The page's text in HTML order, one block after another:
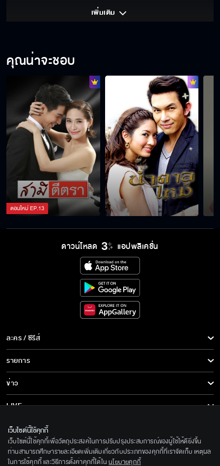
เพิ่มเติม
คุณน่าจะชอบ
ตอนใหม่EP.13
ดาวน์โหลด แอปพลิเคชั่น
ละคร / ซีรีส์
ละคร/ซีรีส์
ซีรีส์นานาชาติ
การ์ตูน & เกม
รายการ
รายการทั้งหมด
ข่าว
ข่าวทั้งหมด
ข่าวประชาสัมพันธ์
LIVE
เกี่ยวกับเรา
BEC World
รู้จักเรา
ติดตามเราได้ที่
เว็บไซต์นี้ใช้คุกกี้
เว็บไซต์นี้ใช้คุกกี้เพื่อวัตถุประสงค์ในการปรับปรุงประสบการณ์ของผู้ใช้ให้ดียิ่งขึ้น
ท่านสามารถศึกษารายละเอียดเพิ่มเติมเกี่ยวกับประเภทของคุกกี้ที่เราจัดเก็บ เหตุผล
ในการใช้คุกกี้ และวิธีการตั้งค่าคุกกี้ได้ใน นโยบายคุกกี้